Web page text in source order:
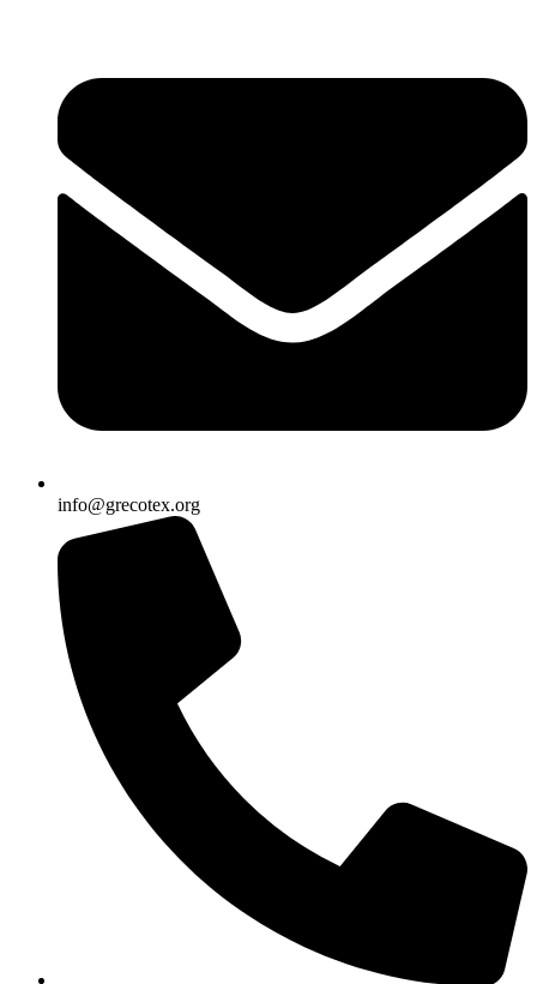
info@grecotex.org